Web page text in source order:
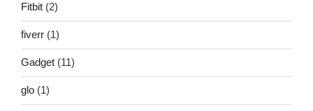
Fitbit (2)
fiverr (1)
Gadget (11)
glo (1)